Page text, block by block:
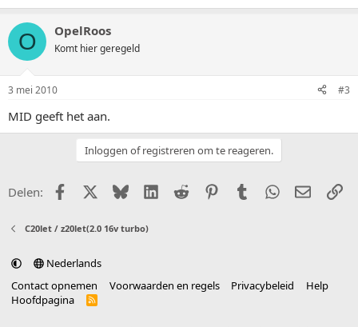
O OpelRoos
Komt hier geregeld
3 mei 2010 #3
MID geeft het aan.
Inloggen of registreren om te reageren.
Delen: FacebookX (Twitter)
BlueskyLinkedIn
Reddit PinterestTumblr WhatsApp
E-mail
C20let / z20let(2.0 16v turbo)
Nederlands
Contact opnemen
Voorwaarden en regels Privacybeleid
Help
Hoofdpagina
R